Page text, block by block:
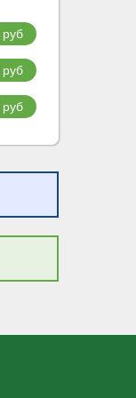
руб
руб
руб